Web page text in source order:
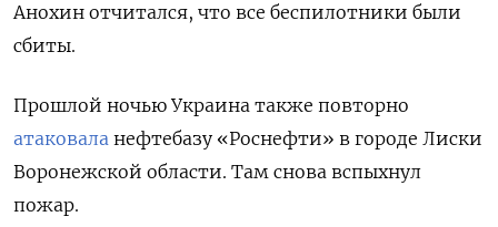
Анохин отчитался, что все беспилотники были
сбиты.
Прошлой ночью Украина также повторно
атаковала нефтебазу «Роснефти» в городе Лиски
Воронежской области. Там снова вспыхнул
пожар.